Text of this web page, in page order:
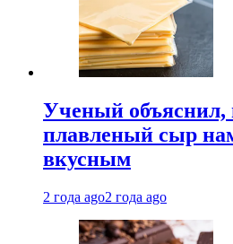
Ученый объяснил,
плавленый сыр
вкусным
2 года ago2 года ago